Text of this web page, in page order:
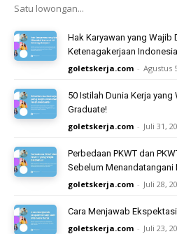
Satu lowongan...
Hak Karyawan yang Wajib
Ketenagakerjaan Indonesia
goletskerja.com - Agustus
50 Istilah Dunia Kerja
Graduate!
goletskerja.com - Juli 31,
Perbedaan PKWT dan
Sebelum Menandatangani
goletskerja.com - Juli 28,
Cara Menjawab
goletskerja.com - Juli 23,